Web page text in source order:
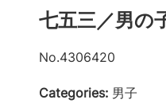
七五三／男の
No.4306420
Categories: 男子